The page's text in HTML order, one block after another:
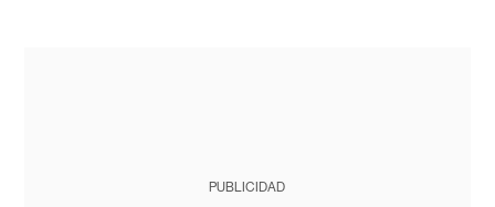
PUBLICIDAD